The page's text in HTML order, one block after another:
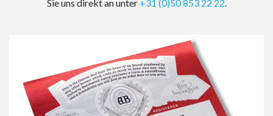
Sie uns direkt an unter +31 (0)50 853 22 22